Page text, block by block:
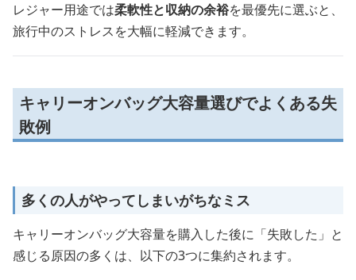
レジャー用途では柔軟性と収納の余裕を最優先に選ぶと、
旅行中のストレスを大幅に軽減できます。
キャリーオンバッグ大容量選びでよくある失
敗例
多くの人がやってしまいがちなミス
キャリーオンバッグ大容量を購入した後に「失敗した」と
感じる原因の多くは、以下の3つに集約されます。